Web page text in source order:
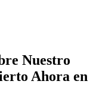
Nuestro
Ahora en